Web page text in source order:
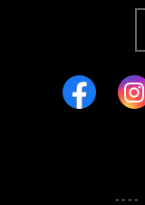
----